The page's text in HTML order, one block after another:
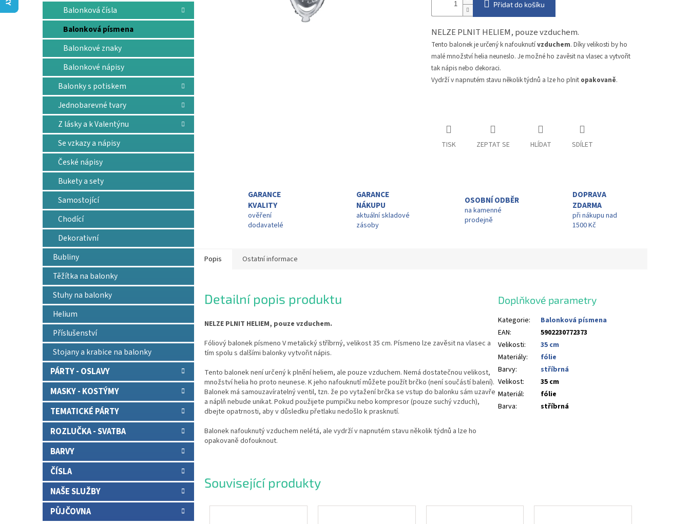
l
Balonková čísla
Balonková písmena
Balonkové znaky
Balonkové nápisy
Balonky s potiskem
Jednobarevné tvary
Z lásky a k Valentýnu
Se vzkazy a nápisy
České nápisy
Bukety a sety
Samostojící
Chodící
Dekorativní
Bubliny
Těžítka na balonky
Stuhy na balonky
Helium
Příslušenství
Stojany a krabice na balonky
PÁRTY - OSLAVY
MASKY - KOSTÝMY
TEMATICKÉ PÁRTY
ROZLUČKA - SVATBA
BARVY
ČÍSLA
NAŠE SLUŽBY
PŮJČOVNA
Přidat do košíku
NELZE PLNIT HELIEM, pouze vzduchem.
Tento balonek je určený k nafouknutívzduchem. Díky velikosti by ho
malé množství helia neuneslo. Je možné ho zavěsit na vlasec a vytvořit
tak nápis nebo dekoraci.
Vydrží v napnutém stavu několik týdnů a lze ho plnit opakovaně.
TISK ZEPTAT SE HLÍDAT SDÍLET
GARANCE
KVALITY
ověření
dodavatelé
GARANCE
NÁKUPU
aktuální skladové
zásoby
OSOBNÍ ODBĚR
na kamenné
prodejně
DOPRAVA
ZDARMA
při nákupu nad
1500 Kč
Související produkty
Popis Ostatní informace
Detailní popis produktu
NELZE PLNIT HELIEM, pouze vzduchem.
Fóliový balonek písmeno V metalický stříbrný, velikost 35 cm. Písmeno lze zavěsit na vlasec a
tím spolu s dalšími balonky vytvořit nápis.
Tento balonek není určený k plnění heliem, ale pouze vzduchem. Nemá dostatečnou velikost,
množství helia ho proto neunese. K jeho nafouknutí můžete použít brčko (není součástí balení).
Balonek má samouzavíratelný ventil, tzn. že po vytažení brčka se vstup do balonku sám uzavře
a náplň nebude unikat. Pokud použijete pumpičku nebo kompresor (pouze suchý vzduch),
dbejte opatrnosti, aby v důsledku přetlaku nedošlo k prasknutí.
Balonek nafouknutý vzduchem nelétá, ale vydrží v napnutém stavu několik týdnů a lze ho
opakovaně dofouknout.
Doplňkové parametry
Kategorie:
Balonková písmena
EAN:
5902230772373
Velikosti:
35 cm
Materiály:
fólie
Barvy:
stříbrná
Velikost:
35 cm
Materiál:
fólie
Barva: stříbrná